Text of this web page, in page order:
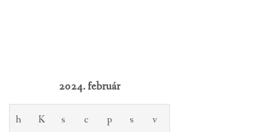
2024. február
h K s c p s v